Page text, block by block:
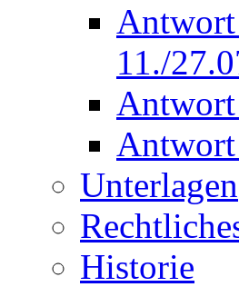
11./
Unterlagen
Historie